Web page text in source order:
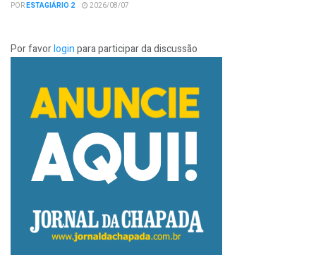
PORESTAGIÁRIO 2 2026/08/07
Por favorloginpara participar da discussão